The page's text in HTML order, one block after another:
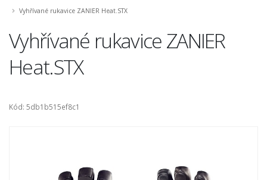
Vyhřívané rukavice ZANIER Heat.STX
Vyhřívané rukavice ZANIER
Heat.STX
Kód: 5db1b515ef8c1